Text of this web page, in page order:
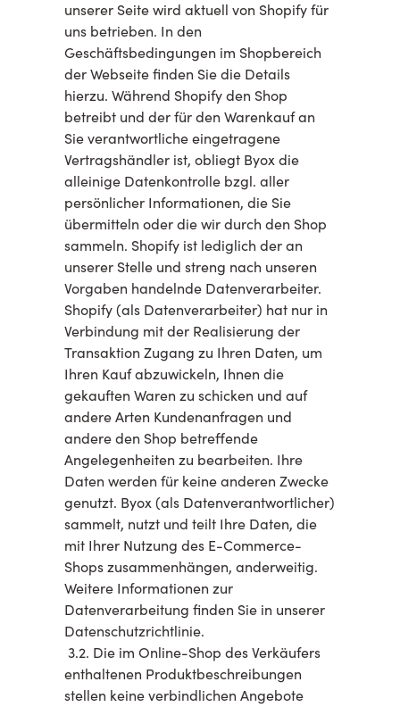
unserer Seite wird aktuell von Shopify für
uns betrieben. In den
Geschäftsbedingungen im Shopbereich
der Webseite finden Sie die Details
hierzu. Während Shopify den Shop
betreibt und der für den Warenkauf an
Sie verantwortliche eingetragene
Vertragshändler ist, obliegt Byox die
alleinige Datenkontrolle bzgl. aller
persönlicher Informationen, die Sie
übermitteln oder die wir durch den Shop
sammeln. Shopify ist lediglich der an
unserer Stelle und streng nach unseren
Vorgaben handelnde Datenverarbeiter.
Shopify (als Datenverarbeiter) hat nur in
Verbindung mit der Realisierung der
Transaktion Zugang zu Ihren Daten, um
Ihren Kauf abzuwickeln, Ihnen die
gekauften Waren zu schicken und auf
andere Arten Kundenanfragen und
andere den Shop betreffende
Angelegenheiten zu bearbeiten. Ihre
Daten werden für keine anderen Zwecke
genutzt. Byox (als Datenverantwortlicher)
sammelt, nutzt und teilt Ihre Daten, die
mit Ihrer Nutzung des E-Commerce-
Shops zusammenhängen, anderweitig.
Weitere Informationen zur
Datenverarbeitung finden Sie in unserer
Datenschutzrichtlinie.
3.2. Die im Online-Shop des Verkäufers
enthaltenen Produktbeschreibungen
stellen keine verbindlichen Angebote